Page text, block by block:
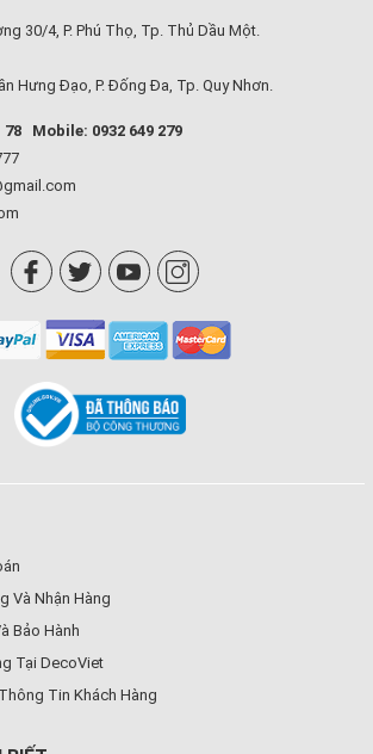
30/4, P. Phú Thọ, Tp. Thủ Dầu Một.
Hưng Đạo, P. Đống Đa, Tp. Quy Nhơn.
78
Mobile: 0932 649 279
Và Nhận Hàng
Bảo Hành
Tại DecoViet
Tin Khách Hàng